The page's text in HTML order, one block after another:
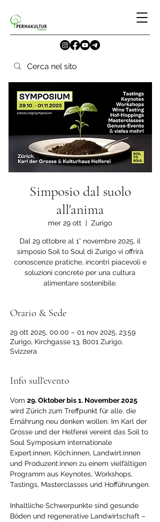
Simposio dal suolo
all'anima
mer 29 ott
  |
Zurigo
Dal 29 ottobre al 1° novembre 2025, il
simposio Soil to Soul di Zurigo vi offrirà
conoscenze pratiche, incontri piacevoli e
soluzioni concrete per una cultura
alimentare sostenibile.
Orario & Sede
29 ott 2025, 00:00 – 01 nov 2025, 23:59
Zurigo, Kirchgasse 13, 8001 Zurigo,
Svizzera
Info sull'evento
Vom 29. Oktober bis 1. November 2025
wird Zürich zum Treffpunkt für alle, die
Ernährung neu denken wollen. Im Karl der
Grosse und der Helferei vereint das Soil to
Soul Symposium internationale
Expert:innen, Köch:innen, Landwirt:innen
und Produzent:innen zu einem vielfältigen
Programm aus Keynotes, Workshops,
Tastings, Masterclasses und Hofführungen.
Inhaltliche Schwerpunkte sind gesunde
Böden und regenerative Landwirtschaft –